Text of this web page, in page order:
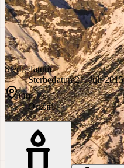
Sterbedatum
Sterbedatum21. Juli 2015
Ort
OrtZirl